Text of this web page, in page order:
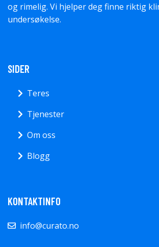
og rimelig. Vi hjelper deg finne riktig
undersøkelse.
SIDER
Teres
Tjenester
Om oss
Blogg
KONTAKTINFO
info@curato.no